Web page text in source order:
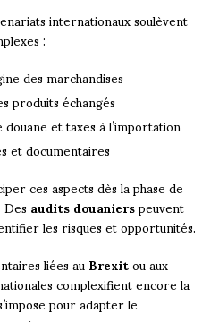
internationaux soulèvent
:
des marchandises
produits échangés
et taxes à l’importation
et documentaires
ces aspects dès la phase de
audits douanierspeuvent
les risques et opportunités.
liées auBrexitou aux
complexifient encore la
pour adapter le